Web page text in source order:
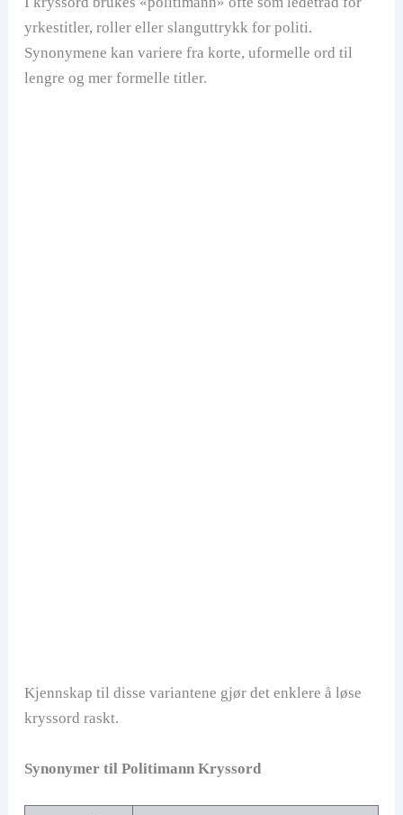
yrkestitler, roller eller slanguttrykk for politi.
Synonymene kan variere fra korte, uformelle ord til
lengre og mer formelle titler.
Kjennskap til disse variantene gjør det enklere å løse
kryssord raskt.
Synonymer til Politimann Kryssord